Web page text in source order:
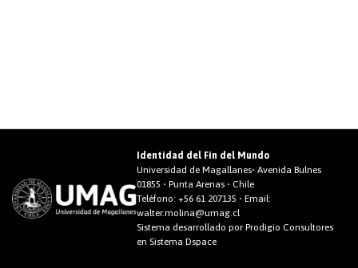
Identidad del Fin del Mundo
Universidad de Magallanes• Avenida Bulnes
01855 • Punta Arenas • Chile
Teléfono:+56 61 207135 • Email:
walter.molina@umag.cl
Sistema desarrollado por Prodigio Consultores
en Sistema Dspace